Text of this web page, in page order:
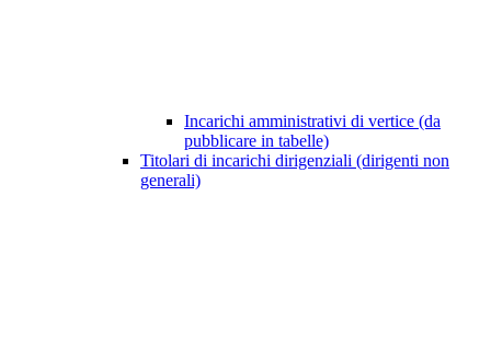
Incarichi amministrativi di vertice (da
pubblicare in tabelle)
Titolari di incarichi dirigenziali (dirigenti non
generali)